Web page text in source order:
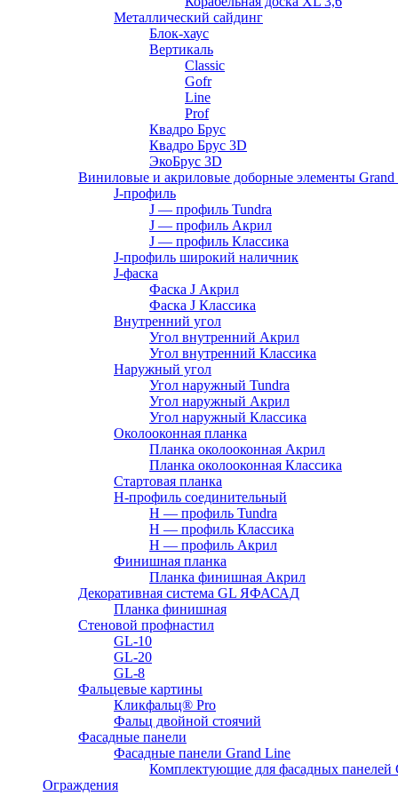
Металлический сайдинг
Блок-хаус
Вертикаль
Classic
Gofr
Line
Prof
Квадро Брус
Квадро Брус 3D
ЭкоБрус 3D
Виниловые и акриловые доборные элементы Grand
J-профиль
J — профиль Tundra
J — профиль Акрил
J — профиль Классика
J-профиль широкий наличник
J-фаска
Фаска J Акрил
Фаска J Классика
Внутренний угол
Угол внутренний Акрил
Угол внутренний Классика
Наружный угол
Угол наружный Tundra
Угол наружный Акрил
Угол наружный Классика
Околооконная планка
Планка околооконная Акрил
Планка околооконная Классика
Стартовая планка
H-профиль соединительный
Н — профиль Tundra
H — профиль Классика
Н — профиль Акрил
Финишная планка
Планка финишная Акрил
Декоративная система GL ЯФАСАД
Планка финишная
Стеновой профнастил
GL-10
GL-20
GL-8
Фальцевые картины
Кликфальц® Pro
Фальц двoйной стоячий
Фасадные панели
Фасадные панели Grand Line
Комплектующие для фасадных панелей
Ограждения